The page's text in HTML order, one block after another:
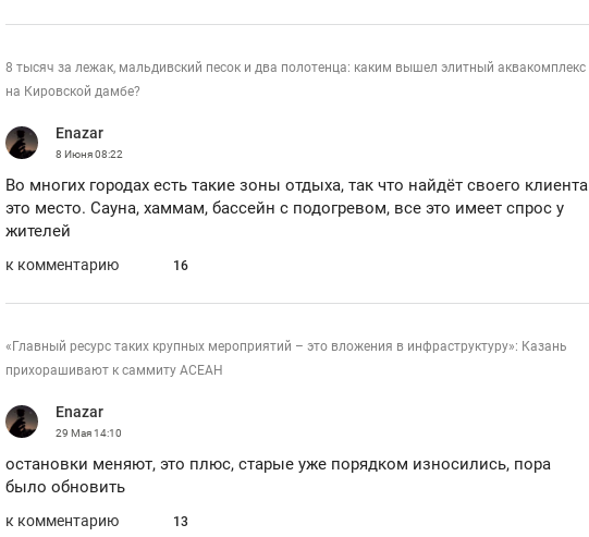
8 тысяч за лежак, мальдивский песок и два полотенца: каким вышел элитный аквакомплекс
на Кировской дамбе?
Enazar
8 Июня08:22
Во многих городах есть такие зоны отдыха, так что найдёт своего клиента
это место. Сауна, хаммам, бассейн с подогревом, все это имеет спрос у
жителей
к комментарию 16
«Главный ресурс таких крупных мероприятий – это вложения в инфраструктуру»: Казань
прихорашивают к саммиту АСЕАН
Enazar
29 Мая14:10
остановки меняют, это плюс, старые уже порядком износились, пора
было обновить
к комментарию 13